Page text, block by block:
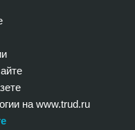
на www.trud.ru